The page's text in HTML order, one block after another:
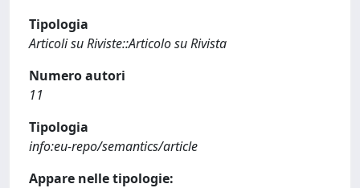
Tipologia
Articoli su Riviste::Articolo su Rivista
Numero autori
11
Tipologia
info:eu-repo/semantics/article
Appare nelle tipologie: